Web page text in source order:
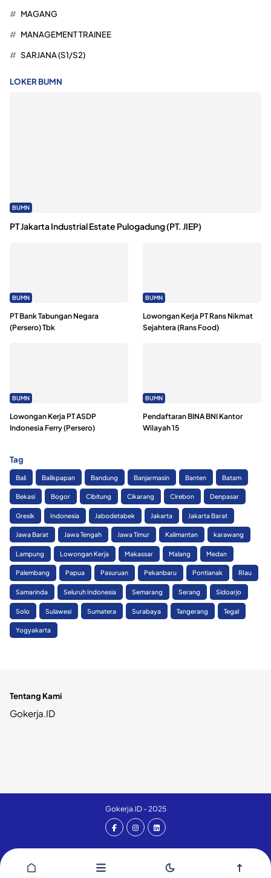
MAGANG
MANAGEMENT TRAINEE
SARJANA (S1/S2)
LOKER BUMN
BUMN
PT Jakarta Industrial Estate Pulogadung (PT. JIEP)
BUMN
PT Bank Tabungan Negara
(Persero) Tbk
BUMN
Lowongan Kerja PT Rans Nikmat
Sejahtera (Rans Food)
BUMN
Lowongan Kerja PT ASDP
Indonesia Ferry (Persero)
BUMN
Pendaftaran BINA BNI Kantor
Wilayah 15
Tag
Bali Balikpapan Bandung Banjarmasin Banten Batam
Bekasi Bogor Cibitung Cikarang Cirebon Denpasar
Gresik Indonesia Jabodetabek Jakarta Jakarta Barat
Jawa Barat Jawa Tengah Jawa Timur Kalimantan karawang
Lampung Lowongan Kerja Makassar Malang Medan
Palembang Papua Pasuruan Pekanbaru Pontianak RIau
Samarinda Seluruh Indonesia Semarang Serang Sidoarjo
Solo Sulawesi Sumatera Surabaya Tangerang Tegal
Yogyakarta
Tentang Kami
Gokerja.ID
Gokerja.ID - 2025